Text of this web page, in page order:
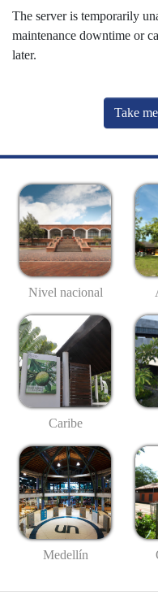
The server is temporarily
maintenance downtime or
later.
Take
Nivel nacional
Caribe
Medellín